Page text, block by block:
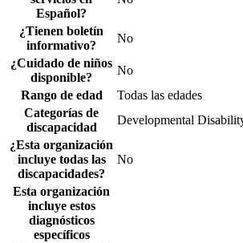
Español?
¿Tienen boletín
informativo?
No
¿Cuidado de niños
disponible?
No
Rango de edad
Todas las edades
Categorías de
discapacidad
Developmental
¿Esta organización
incluye todas las
discapacidades?
No
Esta organización
incluye estos
diagnósticos
específicos